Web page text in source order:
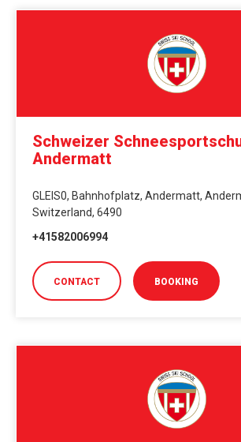
Schweizer
Andermatt
GLEIS0, Bahnhofplatz, Andermatt,
Switzerland, 6490
+41582006994
CONTACT BOOKING